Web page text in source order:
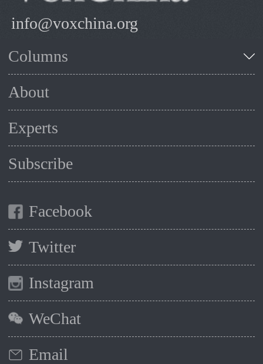
info@voxchina.org
Columns
About
Experts
Subscribe
Facebook
Twitter
Instagram
WeChat
Email